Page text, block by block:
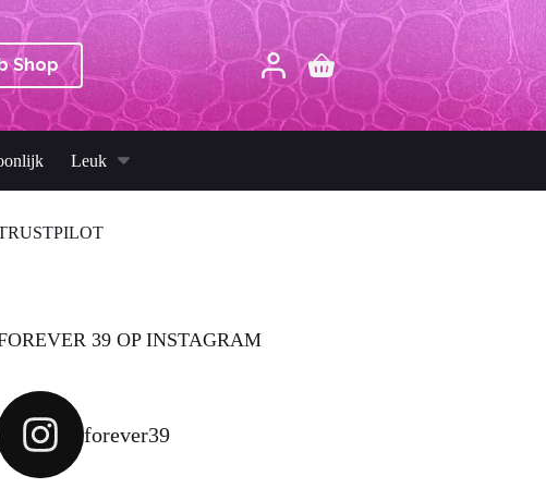
Shop Winkelwagen
Leuk
39 OP INSTAGRAM
forever39